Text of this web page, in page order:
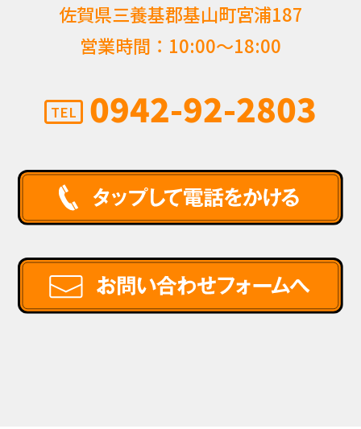
佐賀県三養基郡基山町宮浦187
営業時間：10:00〜18:00
0942-92-2803